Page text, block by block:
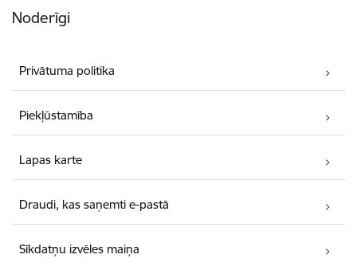
Noderīgi
Privātuma politika
Piekļūstamība
Lapas karte
Draudi, kas saņemti e-pastā
Sīkdatņu izvēles maiņa